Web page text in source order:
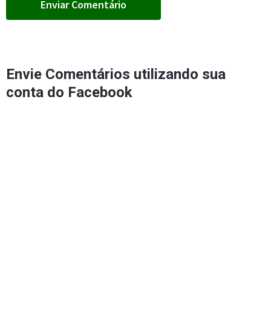
Envie Comentários utilizando sua
conta do Facebook